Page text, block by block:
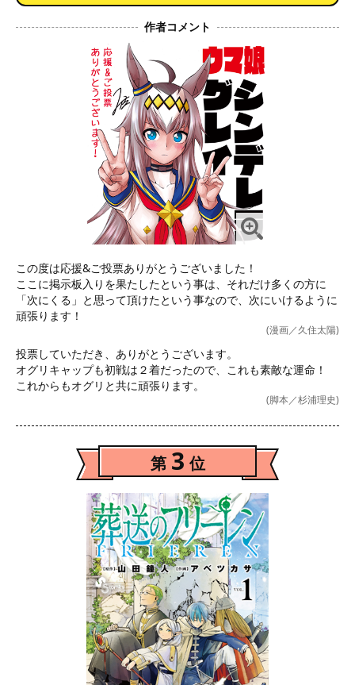
作者コメント
この度は応援&ご投票ありがとうございました！
ここに掲示板入りを果たしたという事は、それだけ多くの方に
「次にくる」と思って頂けたという事なので、次にいけるように
頑張ります！
(漫画／久住太陽)
投票していただき、ありがとうございます。
オグリキャップも初戦は２着だったので、これも素敵な運命！
これからもオグリと共に頑張ります。
(脚本／杉浦理史)
第 3 位